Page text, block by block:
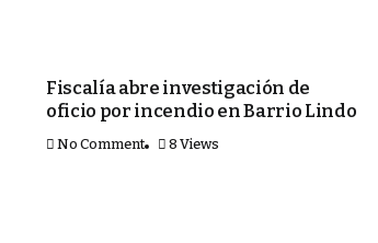
Fiscalía abre investigación de
oficio por incendio en Barrio Lindo
No Comment 8 Views